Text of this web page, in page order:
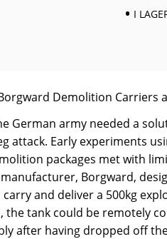
I
Demolition Carriers
German army needed a
attack. Early experiments
packages met with
Borgward,
and deliver a 500kg
the tank could be remotely
after having dropped off